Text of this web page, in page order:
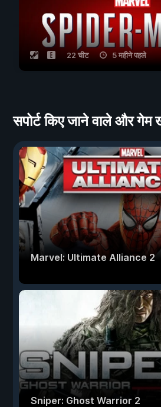
22 चीट 5 महीने पहले
सपोर्ट किए जाने वाले और गेम
Marvel: Ultimate Alliance 2
Sniper: Ghost Warrior 2